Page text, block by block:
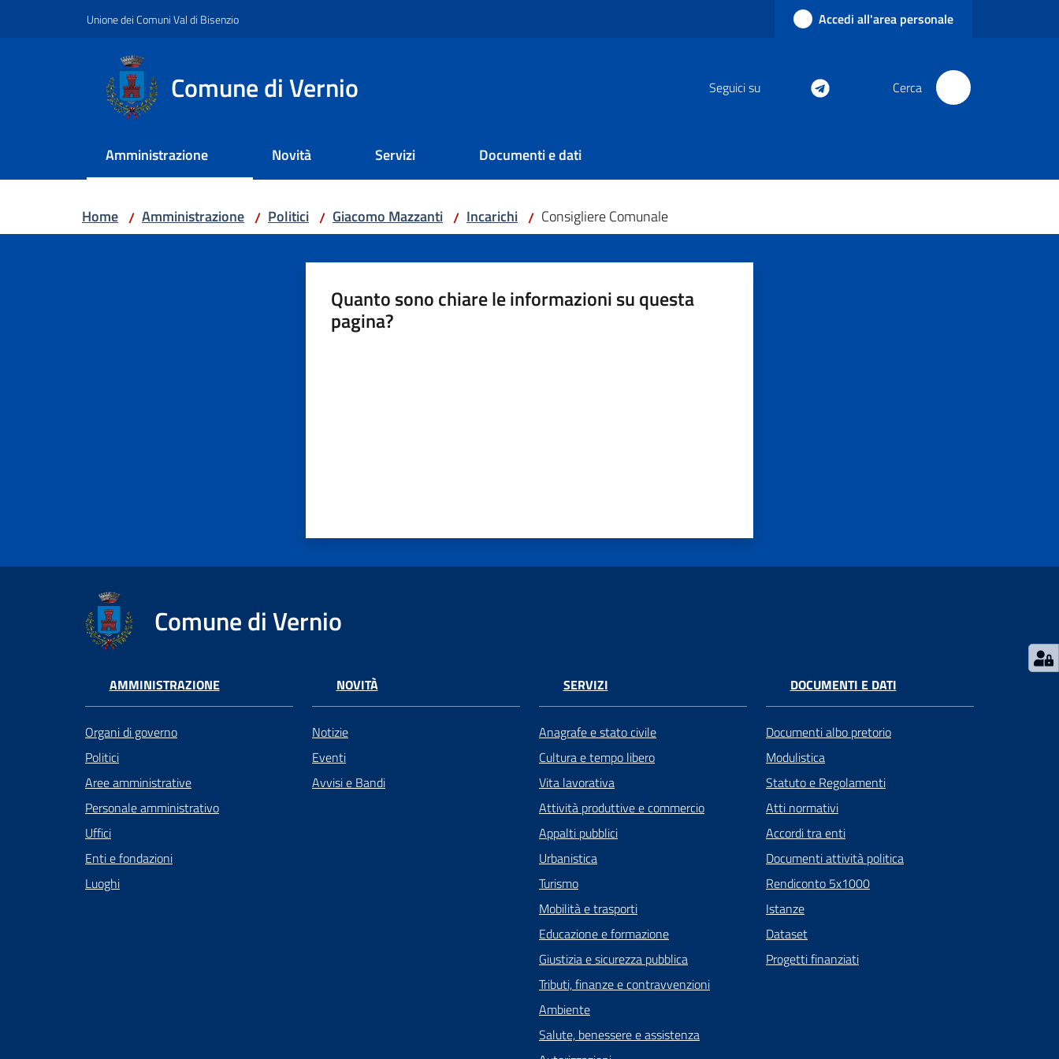
Unione dei Comuni Val di Bisenzio Accedi all'area personale
Comune di Vernio Seguici su Cerca
Amministrazione Novità Servizi Documenti e dati
Home / Amministrazione / Politici / Giacomo Mazzanti / Incarichi / Consigliere Comunale
Quanto sono chiare le informazioni su questa
pagina?
Comune di Vernio
AMMINISTRAZIONE
Organi di governo
Politici
Aree amministrative
Personale amministrativo
Uffici
Enti e fondazioni
Luoghi
NOVITÀ
Notizie
Eventi
Avvisi e Bandi
SERVIZI
Anagrafe e stato civile
Cultura e tempo libero
Vita lavorativa
Attività produttive e commercio
Appalti pubblici
Urbanistica
Turismo
Mobilità e trasporti
Educazione e formazione
Giustizia e sicurezza pubblica
Tributi, finanze e contravvenzioni
Ambiente
Salute, benessere e assistenza
DOCUMENTI E DATI
Documenti albo pretorio
Modulistica
Statuto e Regolamenti
Atti normativi
Accordi tra enti
Documenti attività politica
Rendiconto 5x1000
Istanze
Dataset
Progetti finanziati